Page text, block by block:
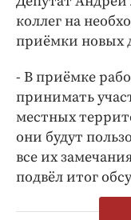
коллег на
приёмки новых
- В приёмке
принимать
местных
они будут
все их
подвёл итог